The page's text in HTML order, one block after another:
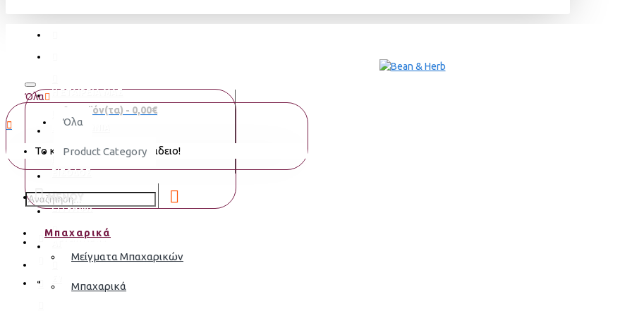
Η ΕΤΑΙΡΕΙΑ ΜΑΣ
ΕΠΙΚΟΙΝΩΝΙΑ
ΕΙΣΟΔΟΣ
ΕΓΓΡΑΦΗ
Όλα
Όλα
Product Category
0 προϊόν(τα) - 0,00€
Το καλάθι αγορών είναι άδειο!
MENOY
Μπαχαρικά
Μείγματα Μπαχαρικών
Μπαχαρικά